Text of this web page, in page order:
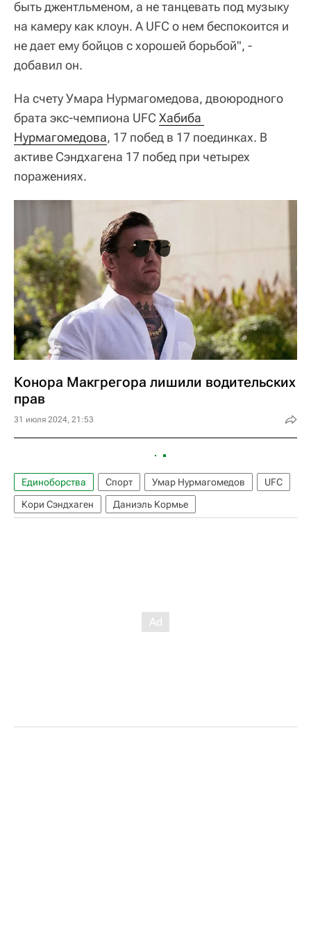
быть джентльменом, а не танцевать под музыку
на камеру как клоун. А UFC о нем беспокоится и
не дает ему бойцов с хорошей борьбой", -
добавил он.
На счету Умара Нурмагомедова, двоюродного
брата экс-чемпиона UFC Хабиба
Нурмагомедова, 17 побед в 17 поединках. В
активе Сэндхагена 17 побед при четырех
поражениях.
Конора Макгрегора лишили водительских
прав
31 июля 2024, 21:53
Единоборства Спорт Умар Нурмагомедов
UFC
Кори Сэндхаген
Даниэль Кормье